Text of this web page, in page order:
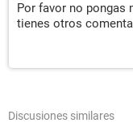
Por favor no pongas
tienes otros
Discusiones similares